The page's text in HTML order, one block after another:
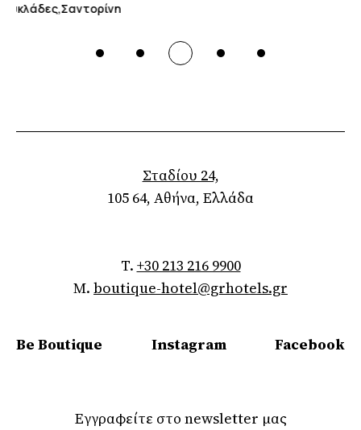
Κυκλάδες,Σαντορίνη
Σταδίου 24,
105 64, Αθήνα, Ελλάδα
T. +30 213 216 9900
M. boutique-hotel@grhotels.gr
Be Boutique Instagram Facebook
Εγγραφείτε στο newsletter μας